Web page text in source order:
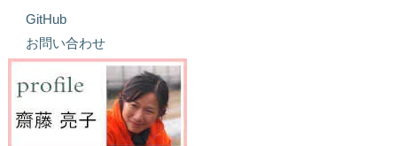
GitHub
お問い合わせ